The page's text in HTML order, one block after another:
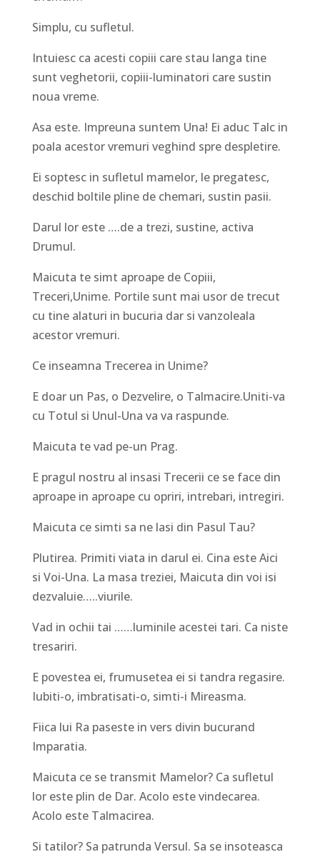
Simplu, cu sufletul.
Intuiesc ca acesti copiii care stau langa tine
sunt veghetorii, copiii-luminatori care sustin
noua vreme.
Asa este. Impreuna suntem Una! Ei aduc Talc in
poala acestor vremuri veghind spre despletire.
Ei soptesc in sufletul mamelor, le pregatesc,
deschid boltile pline de chemari, sustin pasii.
Darul lor este ….de a trezi, sustine, activa
Drumul.
Maicuta te simt aproape de Copiii,
Treceri,Unime. Portile sunt mai usor de trecut
cu tine alaturi in bucuria dar si vanzoleala
acestor vremuri.
Ce inseamna Trecerea in Unime?
E doar un Pas, o Dezvelire, o Talmacire.Uniti-va
cu Totul si Unul-Una va va raspunde.
Maicuta te vad pe-un Prag.
E pragul nostru al insasi Trecerii ce se face din
aproape in aproape cu opriri, intrebari, intregiri.
Maicuta ce simti sa ne lasi din Pasul Tau?
Plutirea. Primiti viata in darul ei. Cina este Aici
si Voi-Una. La masa treziei, Maicuta din voi isi
dezvaluie…..viurile.
Vad in ochii tai ……luminile acestei tari. Ca niste
tresariri.
E povestea ei, frumusetea ei si tandra regasire.
Iubiti-o, imbratisati-o, simti-i Mireasma.
Fiica lui Ra paseste in vers divin bucurand
Imparatia.
Maicuta ce se transmit Mamelor? Ca sufletul
lor este plin de Dar. Acolo este vindecarea.
Acolo este Talmacirea.
Si tatilor? Sa patrunda Versul. Sa se insoteasca